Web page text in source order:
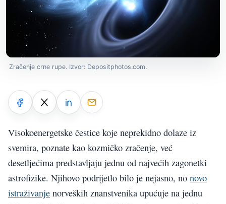
Zračenje crne rupe. Izvor: Depositphotos.com.
Visokoenergetske čestice koje neprekidno dolaze iz
svemira, poznate kao kozmičko zračenje, već
desetljećima predstavljaju jednu od najvećih zagonetki
astrofizike. Njihovo podrijetlo bilo je nejasno, no novo
istraživanje norveških znanstvenika upućuje na jednu